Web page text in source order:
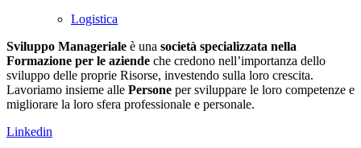
Logistica
Sviluppo Manageriale è una società specializzata nella
Formazione per le aziende che credono nell’importanza dello
sviluppo delle proprie Risorse, investendo sulla loro crescita.
Lavoriamo insieme alle Persone per sviluppare le loro competenze e
migliorare la loro sfera professionale e personale.
Linkedin